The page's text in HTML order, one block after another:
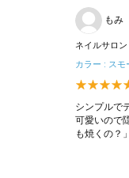
もみ
ネイルサロン
カラー : スモ
シンプルで
可愛いので
も焼くの？